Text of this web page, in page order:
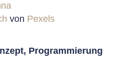
von Pexels
Programmierung